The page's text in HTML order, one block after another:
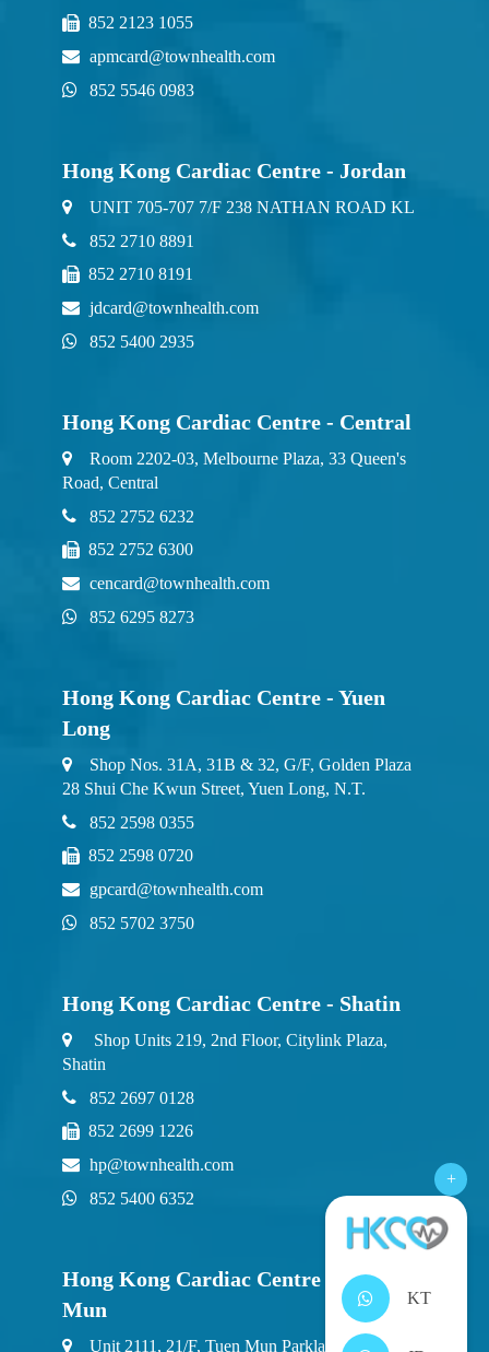
+
KT
852 2123 1055
apmcard@townhealth.com
852 5546 0983
Hong Kong Cardiac Centre - Jordan
UNIT 705-707 7/F 238 NATHAN ROAD KL
852 2710 8891
852 2710 8191
jdcard@townhealth.com
852 5400 2935
Hong Kong Cardiac Centre - Central
Room 2202-03, Melbourne Plaza, 33 Queen's
Road, Central
852 2752 6232
852 2752 6300
cencard@townhealth.com
852 6295 8273
Hong Kong Cardiac Centre - Yuen
Long
Shop Nos. 31A, 31B & 32, G/F, Golden Plaza
28 Shui Che Kwun Street, Yuen Long, N.T.
852 2598 0355
852 2598 0720
gpcard@townhealth.com
852 5702 3750
Hong Kong Cardiac Centre - Shatin
Shop Units 219, 2nd Floor, Citylink Plaza,
Shatin
852 2697 0128
852 2699 1226
hp@townhealth.com
852 5400 6352
Hong Kong Cardiac Centre - Tuen
Mun
Unit 2111, 21/F, Tuen Mun Parklane Square, 2